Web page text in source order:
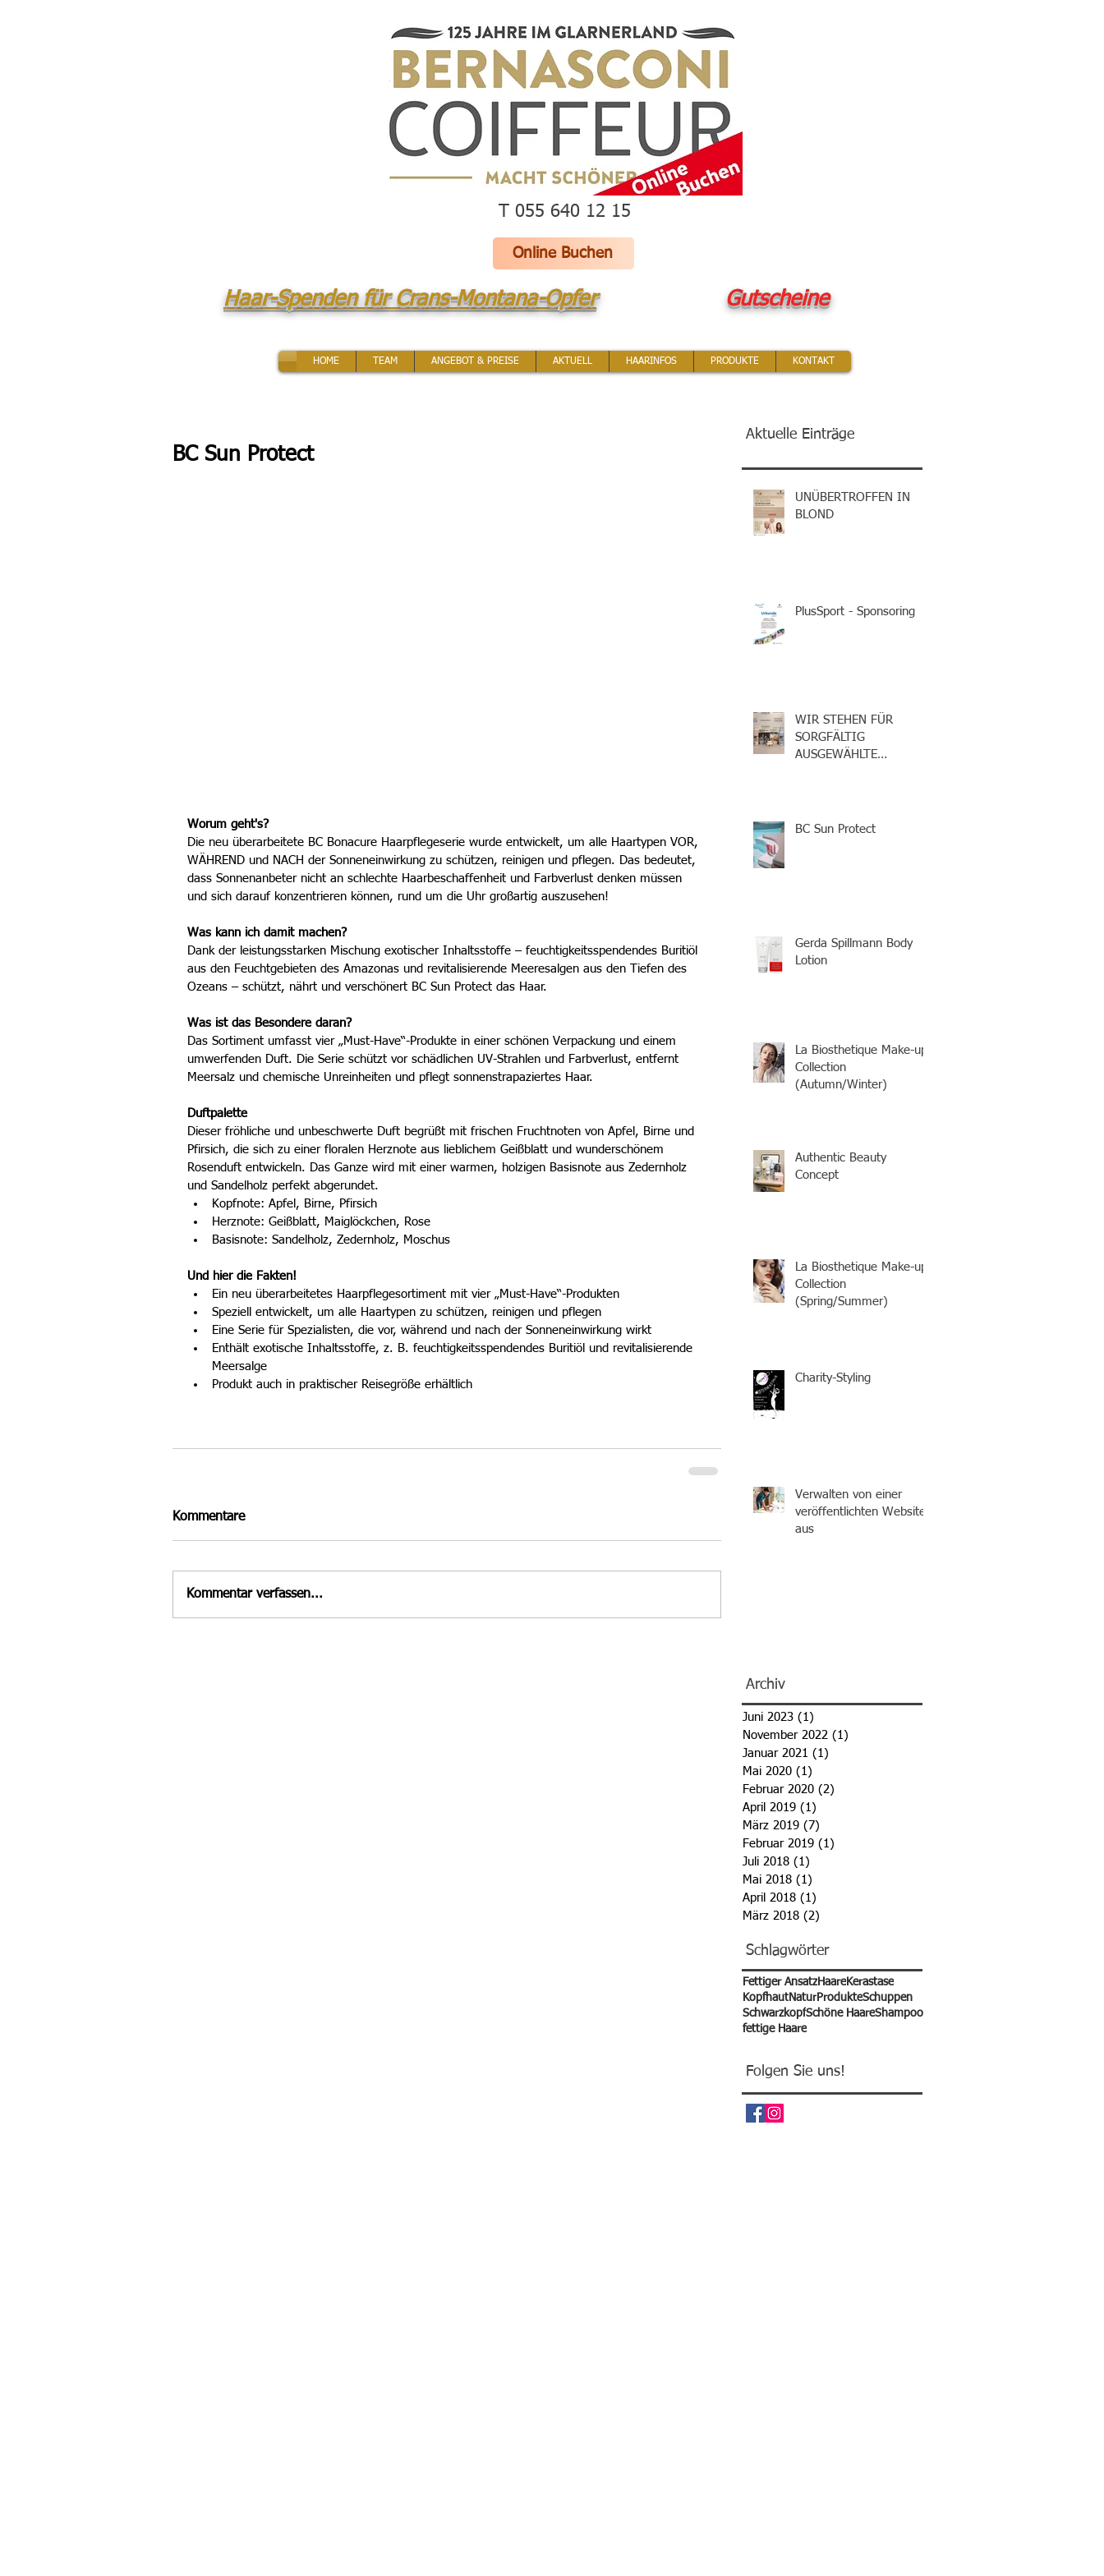
T 055 640 12 15
Online Buchen
Haar-Spenden für Crans-Montana-Opfer Gutscheine
HOME TEAM ANGEBOT & PREISE AKTUELL HAARINFOS PRODUKTE KONTAKT
BC Sun Protect
Worum geht's?
Die neu überarbeitete BC Bonacure Haarpflegeserie wurde entwickelt, um alle Haartypen VOR,
WÄHREND und NACH der Sonneneinwirkung zu schützen, reinigen und pflegen. Das bedeutet,
dass Sonnenanbeter nicht an schlechte Haarbeschaffenheit und Farbverlust denken müssen
und sich darauf konzentrieren können, rund um die Uhr großartig auszusehen!
Was kann ich damit machen?
Dank der leistungsstarken Mischung exotischer Inhaltsstoffe – feuchtigkeitsspendendes Buritiöl
aus den Feuchtgebieten des Amazonas und revitalisierende Meeresalgen aus den Tiefen des
Ozeans – schützt, nährt und verschönert BC Sun Protect das Haar.
Was ist das Besondere daran?
Das Sortiment umfasst vier „Must-Have“-Produkte in einer schönen Verpackung und einem
umwerfenden Duft. Die Serie schützt vor schädlichen UV-Strahlen und Farbverlust, entfernt
Meersalz und chemische Unreinheiten und pflegt sonnenstrapaziertes Haar.
Duftpalette
Dieser fröhliche und unbeschwerte Duft begrüßt mit frischen Fruchtnoten von Apfel, Birne und
Pfirsich, die sich zu einer floralen Herznote aus lieblichem Geißblatt und wunderschönem
Rosenduft entwickeln. Das Ganze wird mit einer warmen, holzigen Basisnote aus Zedernholz
und Sandelholz perfekt abgerundet.
Kopfnote: Apfel, Birne, Pfirsich
Herznote: Geißblatt, Maiglöckchen, Rose
Basisnote: Sandelholz, Zedernholz, Moschus
Und hier die Fakten!
Ein neu überarbeitetes Haarpflegesortiment mit vier „Must-Have“-Produkten
Speziell entwickelt, um alle Haartypen zu schützen, reinigen und pflegen
Eine Serie für Spezialisten, die vor, während und nach der Sonneneinwirkung wirkt
Enthält exotische Inhaltsstoffe, z. B. feuchtigkeitsspendendes Buritiöl und revitalisierende
Meersalge
Produkt auch in praktischer Reisegröße erhältlich
Kommentare
Kommentar verfassen...
Aktuelle Einträge
UNÜBERTROFFEN IN
BLOND
PlusSport - Sponsoring
WIR STEHEN FÜR
SORGFÄLTIG
AUSGEWÄHLTE
BC Sun Protect
Gerda Spillmann Body
Lotion
La Biosthetique Make-up
Collection
(Autumn/Winter)
Authentic Beauty
Concept
La Biosthetique Make-up
Collection
(Spring/Summer)
Charity-Styling
Verwalten von einer
veröffentlichten Website
aus
Archiv
Juni 2023 (1)
November 2022 (1)
Januar 2021 (1)
Mai 2020 (1)
Februar 2020 (2)
April 2019 (1)
März 2019 (7)
Februar 2019 (1)
Juli 2018 (1)
Mai 2018 (1)
April 2018 (1)
März 2018 (2)
Schlagwörter
Fettiger Ansatz Haare Kerastase
KopfhautNatur ProdukteSchuppen
SchwarzkopfSchöne HaareShampoo
fettige Haare
Folgen Sie uns!